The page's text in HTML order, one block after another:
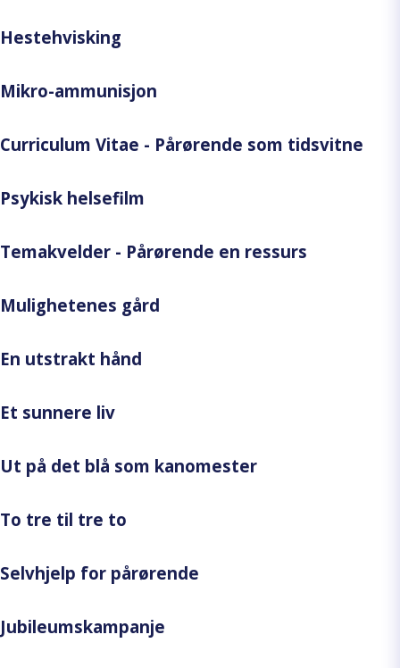
Hestehvisking
Mikro-ammunisjon
Curriculum Vitae - Pårørende som tidsvitne
Psykisk helsefilm
Temakvelder - Pårørende en ressurs
Mulighetenes gård
En utstrakt hånd
Et sunnere liv
Ut på det blå som kanomester
To tre til tre to
Selvhjelp for pårørende
Jubileumskampanje